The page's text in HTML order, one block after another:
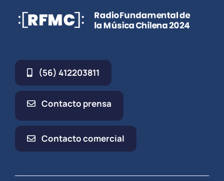
(56) 412203811
Contacto prensa
Contacto comercial